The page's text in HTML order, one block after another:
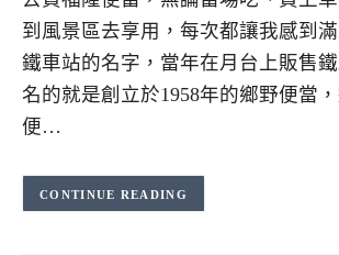
到風景區去享用，每次都讓我感到
鐵車站的名字，當年在月台上販售
名的就是創立於1958年的鄉野便當
便…
CONTINUE READING